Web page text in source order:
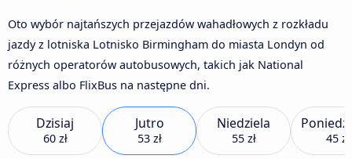
Oto wybór najtańszych przejazdów wahadłowych z rozkładu
jazdy z lotniska Lotnisko Birmingham do miasta Londyn od
różnych operatorów autobusowych, takich jak National
Express albo FlixBus na następne dni.
Dzisiaj
60 zł
Jutro
53 zł
Niedziela
55 zł 45 zł